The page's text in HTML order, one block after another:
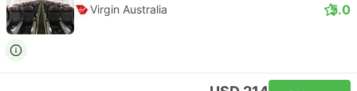
Virgin Australia 5.0